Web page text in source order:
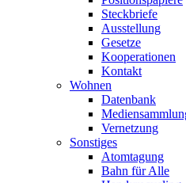
Steckbriefe
Ausstellung
Gesetze
Kooperationen
Kontakt
Wohnen
Datenbank
Vernetzung
Sonstiges
Atomtagung
Bahn für Alle